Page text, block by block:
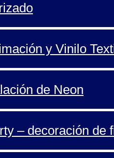
y Vinilo
de Neon
– decoración de